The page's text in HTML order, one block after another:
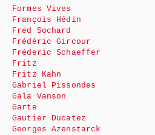
Formes Vives
François Hédin
Fred Sochard
Frédéric Gircour
Fréderic Schaeffer
Fritz
Fritz Kahn
Gabriel Pissondes
Gala Vanson
Garte
Gautier Ducatez
Georges Azenstarck